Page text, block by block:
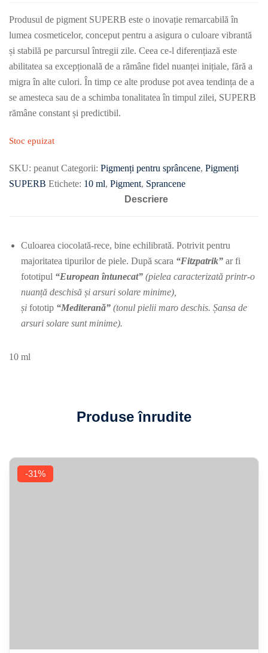
Produsul de pigment SUPERB este o inovație remarcabilă în
lumea cosmeticelor, conceput pentru a asigura o culoare vibrantă
și stabilă pe parcursul întregii zile. Ceea ce-l diferențiază este
abilitatea sa excepțională de a rămâne fidel nuanței inițiale, fără a
migra în alte culori. În timp ce alte produse pot avea tendința de a
se amesteca sau de a schimba tonalitatea în timpul zilei, SUPERB
rămâne constant și predictibil.
Stoc epuizat
SKU: peanut Categorii: Pigmenți pentru sprâncene, Pigmenți
SUPERB Etichete: 10 ml, Pigment, Sprancene
Descriere
Culoarea ciocolată-rece, bine echilibrată. Potrivit pentru
majoritatea tipurilor de piele. După scara “Fitzpatrik” ar fi
fototipul “European întunecat” (pielea caracterizată printr-o
nuanță deschisă și arsuri solare minime),
și fototip “Mediterană” (tonul pielii maro deschis. Șansa de
arsuri solare sunt minime).
10 ml
Produse înrudite
-31%